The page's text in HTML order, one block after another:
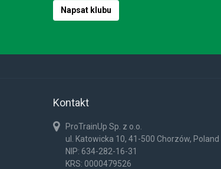
Napsat klubu
Kontakt
ProTrainUp Sp. z o.o.
ul. Katowicka 10, 41-500 Chorzów, Poland
NIP: 634-282-16-31
KRS: 0000479526